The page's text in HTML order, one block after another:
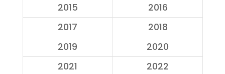
2015
2016
2017
2018
2019
2020
2021
2022